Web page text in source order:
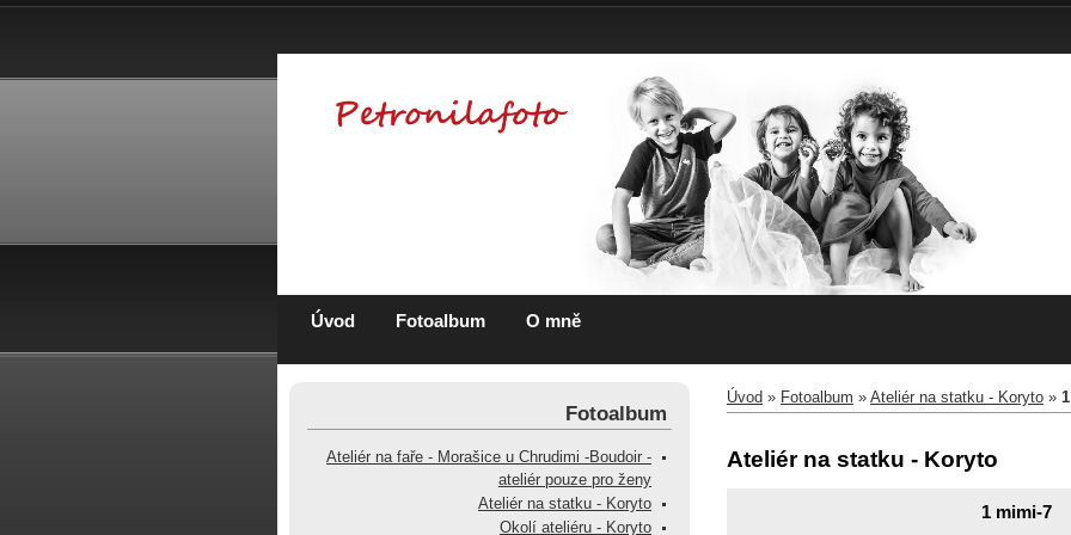
Úvod Fotoalbum O mně
Úvod » Fotoalbum » Ateliér na statku - Koryto »
Ateliér na statku - Koryto
1 mimi-7
Fotoalbum
Ateliér na faře - Morašice u Chrudimi -Boudoir -
ateliér pouze pro ženy
Ateliér na statku - Koryto
Okolí ateliéru - Koryto